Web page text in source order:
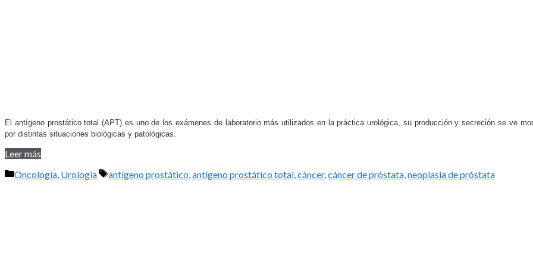
El antígeno prostático total (APT) es uno de los exámenes de laboratorio más utilizados en la práctica urológica, su producción y secreción se ve
por distintas situaciones biológicas y patológicas.
Leer más
Categorías
Oncología, Urología Etiquetas
antígeno prostático,antígeno prostático total,cáncer,cáncer de próstata,neoplasia de próstata